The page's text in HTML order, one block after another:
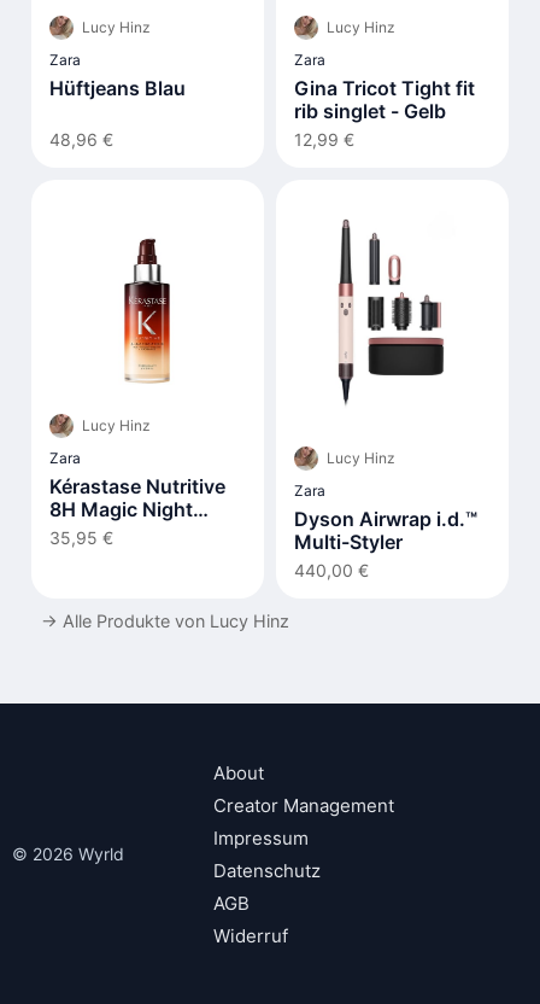
Lucy Hinz
Zara
Hüftjeans Blau
48,96 €
Lucy Hinz
Zara
Gina Tricot Tight fit
rib singlet - Gelb
12,99 €
Lucy Hinz
Zara
Kérastase Nutritive
8H Magic Night
Serum
35,95 €
Lucy Hinz
Zara
Dyson Airwrap i.d.™
Multi-Styler
440,00 €
→ Alle Produkte von Lucy Hinz
© 2026 Wyrld
About
Creator Management
Impressum
Datenschutz
AGB
Widerruf